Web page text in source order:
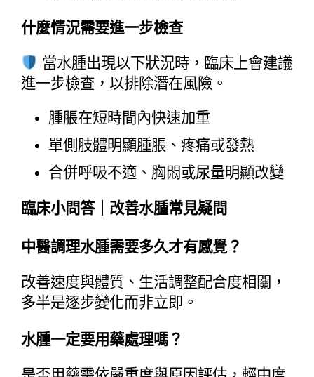
什麼情況需要進一步檢查
當水腫出現以下狀況時，臨床上會建議
進一步檢查，以排除潛在風險。
腫脹在短時間內快速加重
單側肢體明顯腫脹、疼痛或發熱
合併呼吸不適、胸悶或尿量明顯改變
臨床小問答｜改善水腫常見疑問
中醫調理水腫需要多久才有感覺？
改善速度與體質、生活調整配合度相關，
多半是逐步變化而非立即。
水腫一定要用藥處理嗎？